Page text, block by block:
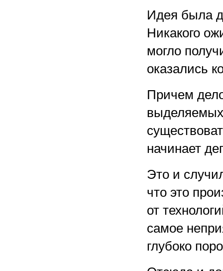
Идея была
Никакого
могло
оказались
Причем
начинает
Это и
что это
от
самое
глубоко